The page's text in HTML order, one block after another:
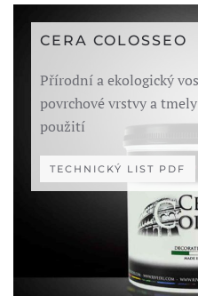
CERA COLOSSEO
Přírodní a ekologický
povrchové vrstvy a
použití
TECHNICKÝ LIST PDF